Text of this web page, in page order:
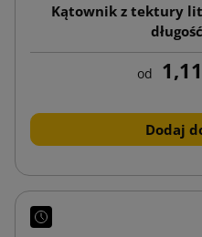
Kątownik z tektury
od
Dodaj